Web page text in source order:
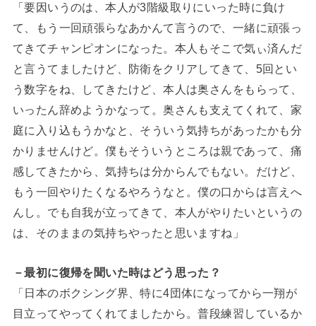
「要因いうのは、本人が3階級取りにいった時に負け
て、もう一回頑張らなあかんて言うので、一緒に頑張っ
てきてチャンピオンになった。本人もそこで気ぃ済んだ
と言うてましたけど、防衛をクリアしてきて、5回とい
う数字をね、してきたけど、本人は奥さんをもらって、
いったん辞めようかなって。奥さんも支えてくれて、家
庭に入り込もうかなと、そういう気持ちがあったかも分
かりませんけど。僕もそういうところは親であって、痛
感してきたから、気持ちは分からんでもない。だけど、
もう一回やりたくなるやろうなと。僕の口からは言えへ
んし。でも自我が立ってきて、本人がやりたいというの
は、そのままの気持ちやったと思いますね」
－最初に復帰を聞いた時はどう思った？
「日本のボクシング界、特に4団体になってから一翔が
目立ってやってくれてましたから。普段練習しているか